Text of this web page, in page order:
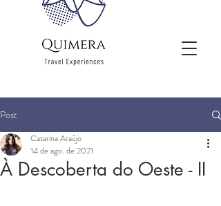
Post
À Descoberta do Oeste - II
Catarina Araújo
14 de ago. de 2021